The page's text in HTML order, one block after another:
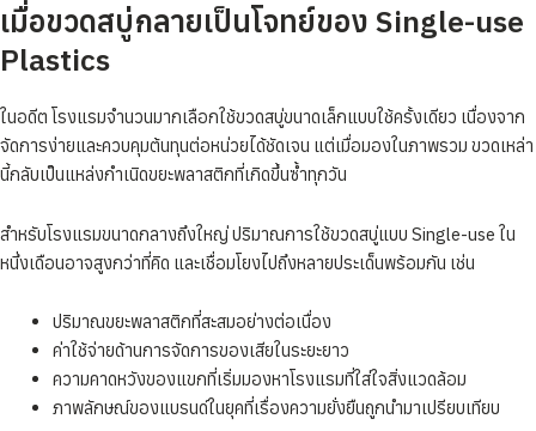
เมื่อขวดสบู่กลายเป็นโจทย์ของ Single-use
Plastics
ในอดีต โรงแรมจำนวนมากเลือกใช้ขวดสบู่ขนาดเล็กแบบใช้ครั้งเดียว เนื่องจาก
จัดการง่ายและควบคุมต้นทุนต่อหน่วยได้ชัดเจน แต่เมื่อมองในภาพรวม ขวดเหล่า
นี้กลับเป็นแหล่งกำเนิดขยะพลาสติกที่เกิดขึ้นซ้ำทุกวัน
สำหรับโรงแรมขนาดกลางถึงใหญ่ ปริมาณการใช้ขวดสบู่แบบ Single-use ใน
หนึ่งเดือนอาจสูงกว่าที่คิด และเชื่อมโยงไปถึงหลายประเด็นพร้อมกัน เช่น
ปริมาณขยะพลาสติกที่สะสมอย่างต่อเนื่อง
ค่าใช้จ่ายด้านการจัดการของเสียในระยะยาว
ความคาดหวังของแขกที่เริ่มมองหาโรงแรมที่ใส่ใจสิ่งแวดล้อม
ภาพลักษณ์ของแบรนด์ในยุคที่เรื่องความยั่งยืนถูกนำมาเปรียบเทียบ